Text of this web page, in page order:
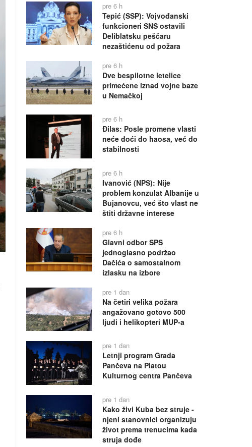
pre 6 h
Tepić (SSP): Vojvođanski
funkcioneri SNS ostavili
Deliblatsku peščaru
nezaštićenu od požara
pre 6 h
Dve bespilotne letelice
primećene iznad vojne baze
u Nemačkoj
pre 6 h
Đilas: Posle promene vlasti
neće doći do haosa, već do
stabilnosti
pre 6 h
Ivanović (NPS): Nije
problem konzulat Albanije u
Bujanovcu, već što vlast ne
štiti državne interese
pre 6 h
Glavni odbor SPS
jednoglasno podržao
Dačića o samostalnom
izlasku na izbore
pre 1 dan
Na četiri velika požara
angažovano gotovo 500
ljudi i helikopteri MUP-a
pre 1 dan
Letnji program Grada
Pančeva na Platou
Kulturnog centra Pančeva
pre 1 dan
Kako živi Kuba bez struje -
njeni stanovnici organizuju
život prema trenucima kada
struja dođe